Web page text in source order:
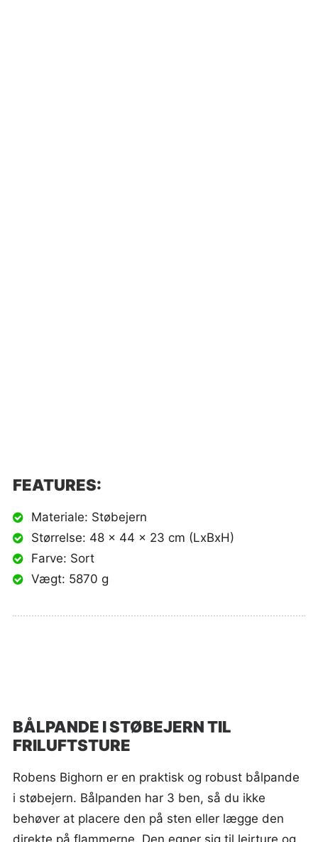
FEATURES:
Materiale: Støbejern
Størrelse: 48 x 44 x 23 cm (LxBxH)
Farve: Sort
Vægt: 5870 g
BÅLPANDE I STØBEJERN TIL
FRILUFTSTURE
Robens Bighorn er en praktisk og robust bålpande
i støbejern. Bålpanden har 3 ben, så du ikke
behøver at placere den på sten eller lægge den
direkte på flammerne. Den egner sig til lejrture og